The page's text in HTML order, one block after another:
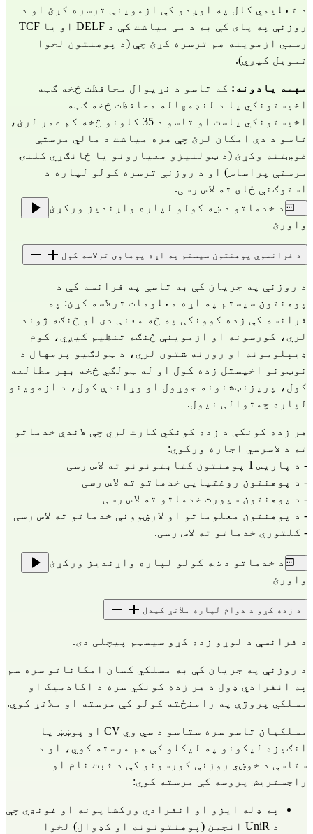
د تعلیمي کال په اوږدو کې ازموینې ترسره کړئ او د
روزنې په پای کې به د می میاشت کې د DELF او یا TCF
رسمي ازموینه هم ترسره کړئ چې (د پوهنتون لخوا
تمویل کیږي).
مهمه یادونه: که تاسو د نړیوال محافظت څخه ګټه
اخیستونکي یا د لنډمهاله محافظت څخه ګټه
اخیستونکي یاست او تاسو د 35 کلونو څخه کم عمر لرئ،
تاسو د دې امکان لرئ چې هره میاشت د مالي مرستې
غوښتنه وکړئ (د ټولنیزو معیارونو یا ځانګړي کلنۍ
مرستې پراساس) او د روزنې ترسره کولو لپاره د
استوګنې ځای ته لاس رسی.
د خدماتو د ښه کولو لپاره واړندیز ورکړئ
واورئ
د فرانسوي پوهنتون سیستم په اړه پوهاوی ترلاسه کول
د روزنې په جریان کې به تاسې په فرانسه کې د
پوهنتون سیستم په اړه معلومات ترلاسه کړئ: په
فرانسه کې زده کوونکی په څه معنی دی او څنګه ژوند
لري، کورسونه او ازموینې څنګه تنظیم کیږي، کوم
ډیپلومونه او روزنه شتون لري، د ټولګیو پرمهال د
نوټونو اخیستل زده کول او له ټولګي څخه بهر مطالعه
کول، پریزنټشنونه جوړول او وړاندې کول، د ازموینو
لپاره چمتوالی نیول.
هر زده کونکی د زده کونکي کارت لري چې لاندې خدماتو
ته د لاسرسي اجازه ورکوي:
- د پاریس 1 پوهنتون کتابتونونو ته لاس رسی
- د پوهنتون روغتیایی خدماتو ته لاس رسی
- د پوهنتون سپورت خدماتو ته لاس رسی
- د پوهنتون معلوماتو او لارښوونې خدماتو ته لاس رسی
- کلتورې خدماتو ته لاس رسی.
د خدماتو د ښه کولو لپاره واړندیز ورکړئ
واورئ
د زده کړو د دوام لپاره ملاتړ کیدل
د فرانسې د لوړو زده کړو سیسټم پیچلی دی.
د روزنې په جریان کې به مسلکي کسان امکاناتو سره سم
په انفرادي ډول د هر زده کونکي سره د اکادمیک او
مسلکي پروژې په رامنځته کولو کې مرسته او ملاتړ کوي.
مسلکیان تاسو سره ستاسو د سي وي CV او پوښښ یا
انګیزه لیکونو په لیکلو کې هم مرسته کوي، او د
ستاسې د خوښي روزنې کورسونو کې د ثبت نام او
راجستریش پروسه کې مرسته کوي:
په ډله ایزو او انفرادي ورکشاپونه او غونډي چې
د UniR انجمن (پوهنتونونه او کډوال) لخوا